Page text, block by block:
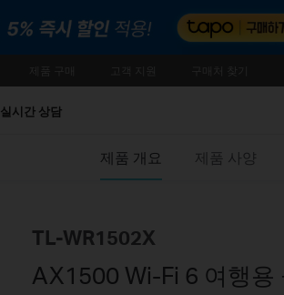
실시간 상담
제품 개요 제품 사양
TL-WR1502X
AX1500 Wi-Fi 6 여행용